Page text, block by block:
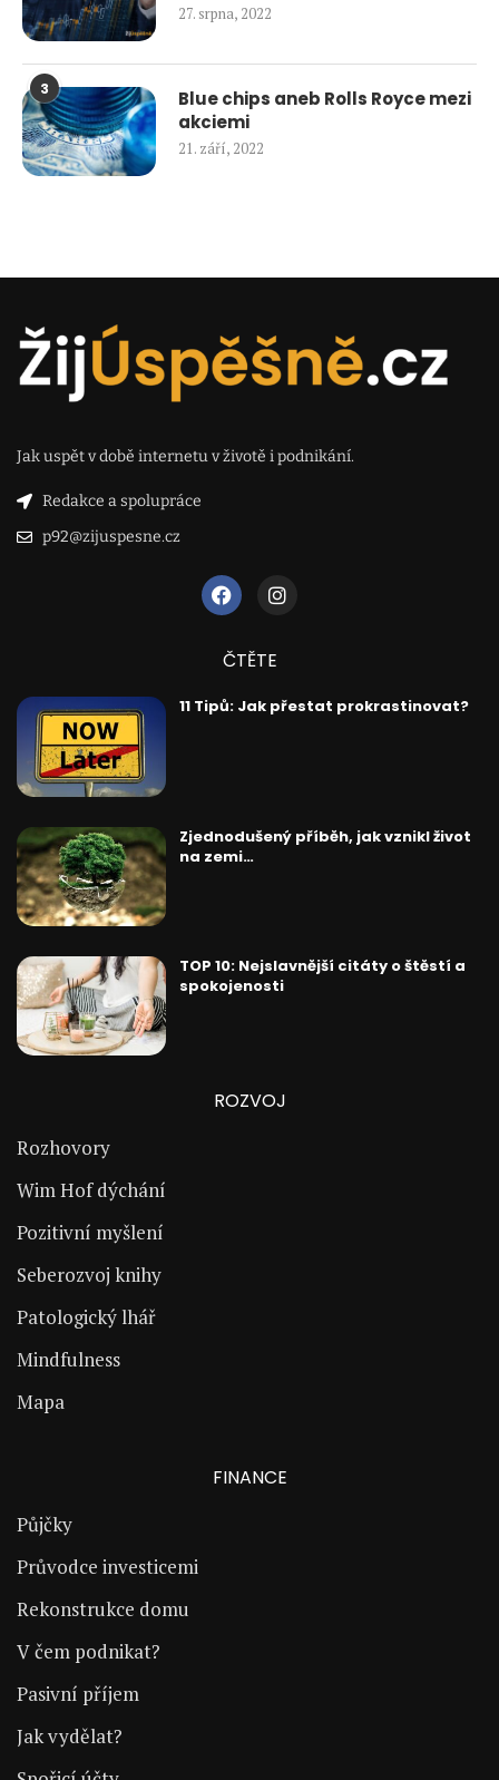
27. srpna, 2022
3
Blue chips aneb Rolls Royce mezi
akciemi
21. září, 2022
Jak uspět v době internetu v životě i podnikání.
Redakce a spolupráce
p92@zijuspesne.cz
ČTĚTE
11 Tipů: Jak přestat prokrastinovat?
Zjednodušený příběh, jak vznikl život
na zemi…
TOP 10: Nejslavnější citáty o štěstí a
spokojenosti
ROZVOJ
Rozhovory
Wim Hof dýchání
Pozitivní myšlení
Seberozvoj knihy
Patologický lhář
Mindfulness
Mapa
FINANCE
Půjčky
Průvodce investicemi
Rekonstrukce domu
V čem podnikat?
Pasivní příjem
Jak vydělat?